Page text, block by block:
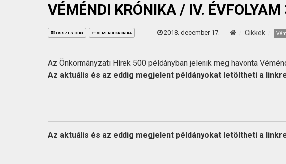
KINCSES BARANYA
KAPCSOLAT
VÉMÉNDI KRÓNIKA / IV.
ÖSSZES CIKK VÉMÉNDI KRÓNIKA 2018. december 17. Cikkek
Az Önkormányzati Hírek 500 példányban jelenik meg havonta
Az aktuális és az eddig megjelent példányokat letöltheti a
Az aktuális és az eddig megjelent példányokat letöltheti a